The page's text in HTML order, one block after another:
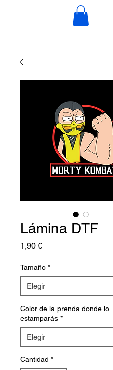
Lámina DTF
1,90 €Precio
Tamaño *
Color de la prenda donde lo
estamparás *
Cantidad *